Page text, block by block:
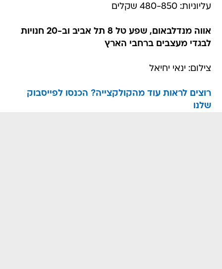
עליוניות: 480-850 שקלים
אווה מנדלבאום, שפע טל 8 תל אביב וב-20 חנויות
לבגדי מעצבים ברחבי הארץ
צילום: ינאי יחיאל
רוצים לראות עוד מהקולקצייה? הכנסו לפייסבוק
שלנו